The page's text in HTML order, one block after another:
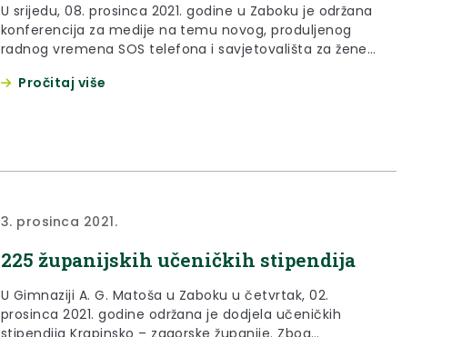
U srijedu, 08. prosinca 2021. godine u Zaboku je održana
konferencija za medije na temu novog, produljenog
radnog vremena SOS telefona i savjetovališta za žene
radi 10 sati dnevno.
Pročitaj više
3. prosinca 2021.
225 županijskih učeničkih stipendija
U Gimnaziji A. G. Matoša u Zaboku u četvrtak, 02.
prosinca 2021. godine održana je dodjela učeničkih